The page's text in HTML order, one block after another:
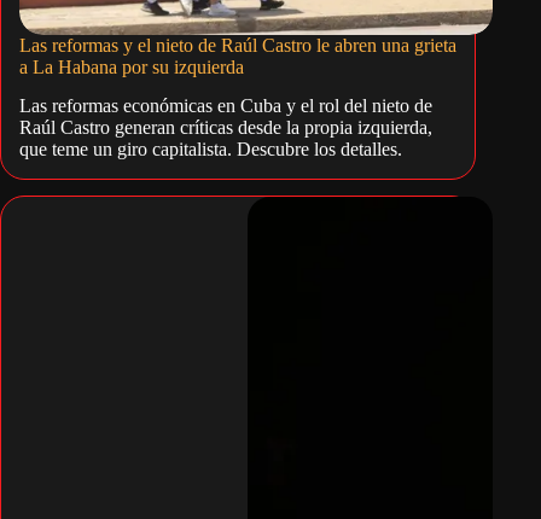
Las reformas y el nieto de Raúl Castro le abren una grieta
a La Habana por su izquierda
Las reformas económicas en Cuba y el rol del nieto de
Raúl Castro generan críticas desde la propia izquierda,
que teme un giro capitalista. Descubre los detalles.